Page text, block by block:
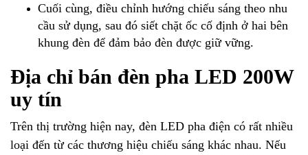
Cuối cùng, điều chỉnh hướng chiếu sáng theo nhu
cầu sử dụng, sau đó siết chặt ốc cố định ở hai bên
khung đèn để đảm bảo đèn được giữ vững.
Địa chỉ bán đèn pha LED 200W
uy tín
Trên thị trường hiện nay, đèn LED pha điện có rất nhiều
loại đến từ các thương hiệu chiếu sáng khác nhau. Nếu